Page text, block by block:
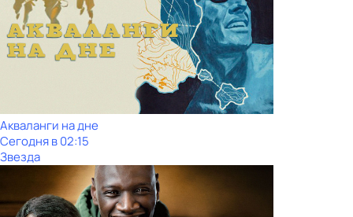
Акваланги на дне
Сегодня в 02:15
Звезда